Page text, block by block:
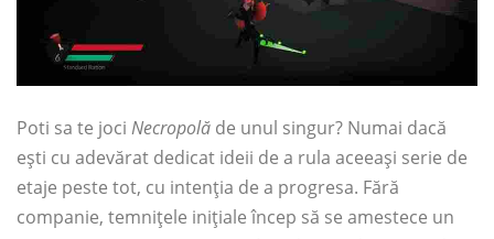
Poti sa te joci Necropolă de unul singur? Numai dacă
ești cu adevărat dedicat ideii de a rula aceeași serie de
etaje peste tot, cu intenția de a progresa. Fără
companie, temnițele inițiale încep să se amestece un